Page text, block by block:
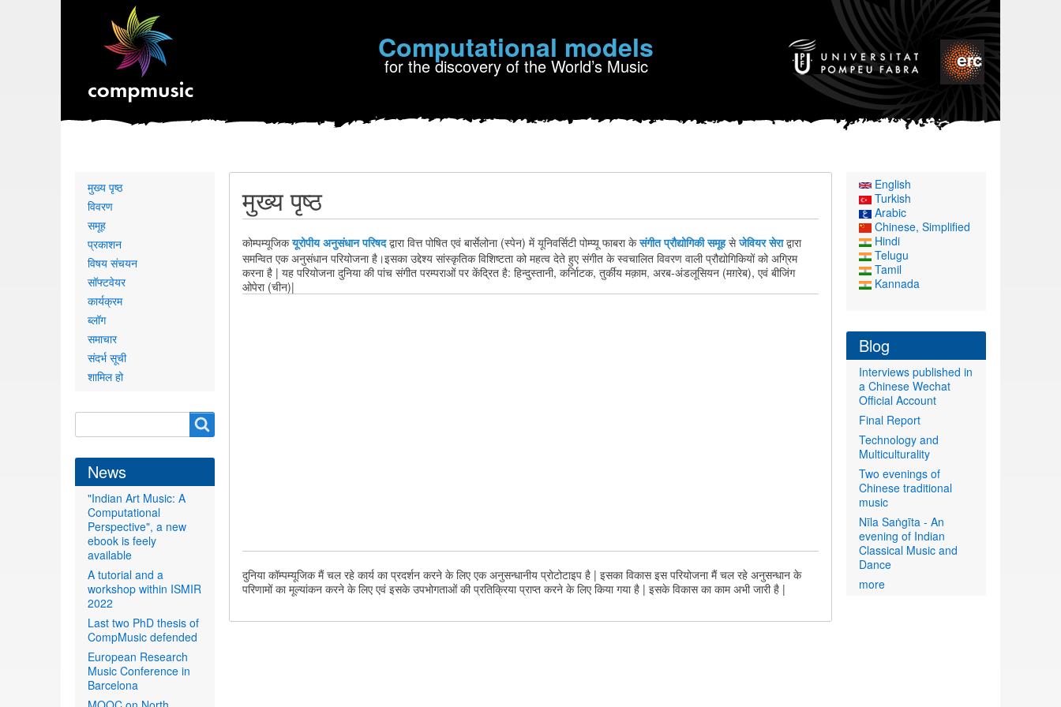
Computational models
for the discovery of the World’s Music
मुख्य पृष्ठ
कोम्पम्यूजिकयूरोपीय अनुसंधान परिषदद्वारा वित्त पोषित एवंबार्सेलोना (स्पेन) में यूनिवर्सिटी पोम्प्यू फाबरा के संगीत प्रौद्योगिकी समूह से जेवियर सेरा द्वारा
समन्वित एकअनुसंधान परियोजना है।इसका उद्देश्य सांस्कृतिक विशिष्टता को महत्व देते हुए संगीत के स्वचालित विवरण वाली प्रौद्योगिकियों को अग्रिम
करना है | यह परियोजना दुनिया की पांच संगीत परम्पराओं पर केंद्रित है: हिन्दुस्तानी, कर्नािटक, तुर्कीय मक़ाम, अरब-अंडलूसियन (मग़रेब), एवं बीजिंग
ओपेरा (चीन)|
दुनिया कॉम्पम्यूजिक मैं चल रहे कार्य का प्रदर्शन करने के लिए एक अनुसन्धानीय प्रोटोटाइप है | इसका विकास इस परियोजना मैं चल रहे अनुसन्धान के
परिणामों का मूल्यांकन करने के लिए एवं इसके उपभोगताओं की प्रतिक्रिया प्राप्त करने के लिए किया गया है | इसके विकास का काम अभी जारी है |
Primary
links
मुख्य पृष्ठ
विवरण
समूह
प्रकाशन
विषय संचयन
सॉफ्टवेयर
कार्यक्रम
ब्लॉग
समाचार
संदर्भ सूची
शामिल हो
form
News
"Indian Art Music: A
Computational
Perspective", a new
ebook is feely
available
A tutorial and a
workshop within ISMIR
2022
Last two PhD thesis of
CompMusic defended
European Research
Music Conference in
Barcelona
English
Turkish
Arabic
Chinese, Simplified
Hindi
Telugu
Tamil
Kannada
Blog
Interviews published in
a Chinese Wechat
Official Account
Final Report
Technology and
Multiculturality
Two evenings of
Chinese traditional
music
Nīla Saṅgīta - An
evening of Indian
Classical Music and
Dance
more